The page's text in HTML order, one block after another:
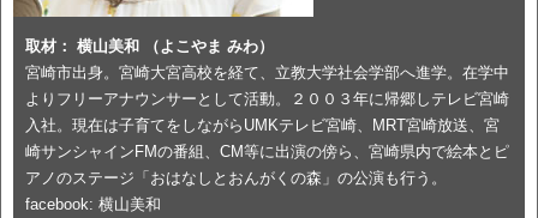
取材： 横山美和 （よこやま みわ）
宮崎市出身。宮崎大宮高校を経て、立教大学社会学部へ進学。在学中
よりフリーアナウンサーとして活動。２００３年に帰郷しテレビ宮崎
入社。現在は子育てをしながらUMKテレビ宮崎、MRT宮崎放送、宮
崎サンシャインFMの番組、CM等に出演の傍ら、宮崎県内で絵本とピ
アノのステージ「おはなしとおんがくの森」の公演も行う。
facebook: 横山美和